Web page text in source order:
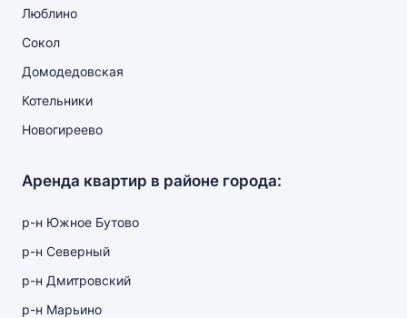
Люблино
Сокол
Домодедовская
Котельники
Новогиреево
Аренда квартир в районе города:
р-н Южное Бутово
р-н Северный
р-н Дмитровский
р-н Марьино